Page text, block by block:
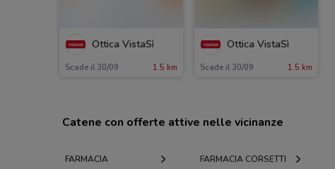
Ottica VistaSì
Scade il 30/09 1.5 km
Ottica VistaSì
Scade il 30/09 1.5 km
Catene con offerte attive nelle vicinanze
FARMACIA
FARMACIA CORSETTI